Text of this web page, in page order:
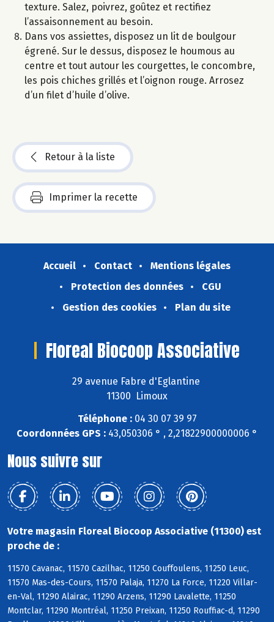
texture. Salez, poivrez, goûtez et rectifiez
l’assaisonnement au besoin.
Dans vos assiettes, disposez un lit de boulgour
égrené. Sur le dessus, disposez le houmous au
centre et tout autour les courgettes, le concombre,
les pois chiches grillés et l’oignon rouge. Arrosez
d’un filet d’huile d’olive.
Retour à la liste
Imprimer la recette
Accueil Contact
Mentions légales
Protection des données
CGU
Gestion des cookies
Plan du site
Floreal Biocoop Associative
29 avenue Fabre d'Eglantine
11300 Limoux
Téléphone :04 30 07 39 97
Coordonnées GPS : 43,050306 ° , 2,21822900000006 °
Nous suivre sur
Votre magasin Floreal Biocoop Associative (11300) est
proche de :
11570 Cavanac, 11570 Cazilhac, 11250 Couffoulens, 11250 Leuc,
11570 Mas-des-Cours, 11570 Palaja, 11270 La Force, 11220 Villar-
en-Val, 11290 Alairac, 11290 Arzens, 11290 Lavalette, 11250
Montclar, 11290 Montréal, 11250 Preixan, 11250 Rouffiac-d, 11290